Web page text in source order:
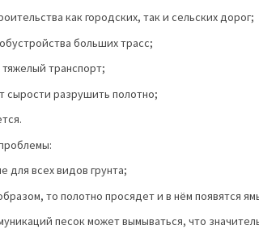
как городских, так и сельских дорог;
больших трасс;
транспорт;
сырости разрушить полотно;
для всех видов грунта;
то полотно просядет и в нём появятся
песок может вымываться, что